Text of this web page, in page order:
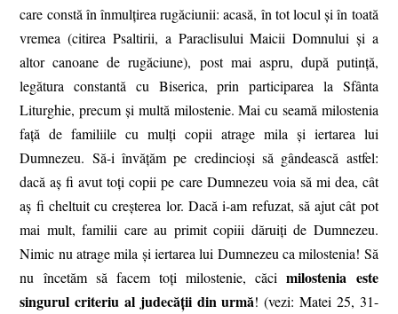
care constă în înmulțirea rugăciunii: acasă, în tot locul și în toată
vremea (citirea Psaltirii, a Paraclisului Maicii Domnului și a
altor canoane de rugăciune), post mai aspru, după putință,
legătura constantă cu Biserica, prin participarea la Sfânta
Liturghie, precum și multă milostenie. Mai cu seamă milostenia
față de familiile cu mulți copii atrage mila și iertarea lui
Dumnezeu. Să-i învățăm pe credincioși să gândească astfel:
dacă aș fi avut toți copii pe care Dumnezeu voia să mi dea, cât
aș fi cheltuit cu creșterea lor. Dacă i-am refuzat, să ajut cât pot
mai mult, familii care au primit copiii dăruiți de Dumnezeu.
Nimic nu atrage mila și iertarea lui Dumnezeu ca milostenia! Să
nu încetăm să facem toți milostenie, căcimilostenia este
singurul criteriu al judecății din urmă! (vezi: Matei 25, 31-